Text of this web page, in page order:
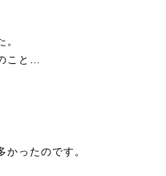
こと…
ったのです。